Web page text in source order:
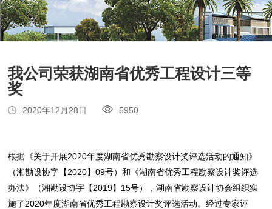
我公司荣获湖南省优秀工程设计三等
奖
2020年12月28日 5950
根据《关于开展2020年度湖南省优秀勘察设计奖评选活动的通知》
（湘勘设协字【2020】09号）和《湖南省优秀工程勘察设计奖评选
办法》（湘勘设协字【2019】15号），湖南省勘察设计协会组织实
施了2020年度湖南省优秀工程勘察设计奖评选活动。经过专家评